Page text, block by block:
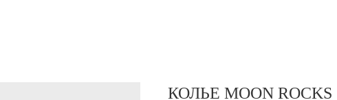
КОЛЬЕ MOON ROCKS